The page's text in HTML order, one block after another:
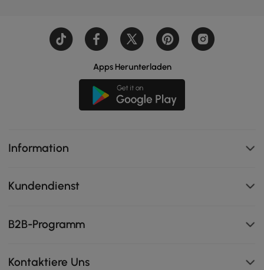
Apps Herunterladen
Information
Kundendienst
B2B-Programm
Kontaktiere Uns